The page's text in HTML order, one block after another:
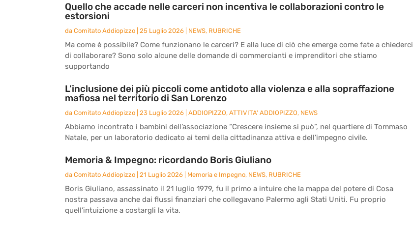
Quello che accade nelle carceri non incentiva le collaborazioni contro le
estorsioni
da Comitato Addiopizzo 25 Luglio 2026 NEWS, RUBRICHE
Ma come è possibile? Come funzionano le carceri? E alla luce di ciò che emerge come fate a chiederci
di collaborare? Sono solo alcune delle domande di commercianti e imprenditori che stiamo
supportando
L’inclusione dei più piccoli come antidoto alla violenza e alla sopraffazione
mafiosa nel territorio di San Lorenzo
da Comitato Addiopizzo 23 Luglio 2026 ADDIOPIZZO, ATTIVITA' ADDIOPIZZO, NEWS
Abbiamo incontrato i bambini dell’associazione “Crescere insieme si può”, nel quartiere di Tommaso
Natale, per un laboratorio dedicato ai temi della cittadinanza attiva e dell’impegno civile.
Memoria & Impegno: ricordando Boris Giuliano
da Comitato Addiopizzo 21 Luglio 2026 Memoria e Impegno, NEWS, RUBRICHE
Boris Giuliano, assassinato il 21 luglio 1979, fu il primo a intuire che la mappa del potere di Cosa
nostra passava anche dai flussi finanziari che collegavano Palermo agli Stati Uniti. Fu proprio
quell’intuizione a costargli la vita.